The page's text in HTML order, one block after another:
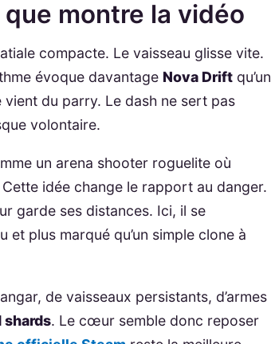
que montre la vidéo
compacte. Le vaisseau glisse vite.
évoque davantage Nova Drift qu’un
du parry. Le dash ne sert pas
volontaire.
un arena shooter roguelite où
idée change le rapport au danger.
garde ses distances. Ici, il se
et plus marqué qu’un simple clone à
de vaisseaux persistants, d’armes
shards. Le cœur semble donc reposer